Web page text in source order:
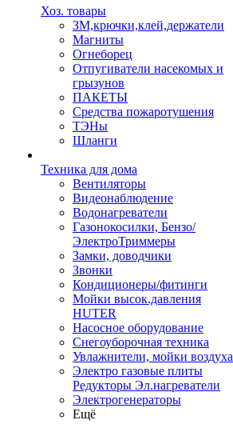
Хоз. товары
ЗМ,крючки,клей,держатели
Магниты
Огнеборец
Отпугиватели насекомых и
грызунов
ПАКЕТЫ
Средства пожаротушения
ТЭНы
Шланги
Техника для дома
Вентиляторы
Видеонаблюдение
Водонагреватели
Газонокосилки, Бензо/
ЭлектроТриммеры
Замки, доводчики
Звонки
Кондиционеры/фитинги
Мойки высок.давления
HUTER
Насосное оборудование
Снегоуборочная техника
Увлажнители, мойки воздуха
Электро газовые плиты
Редукторы Эл.нагреватели
Электрогенераторы
Ещё